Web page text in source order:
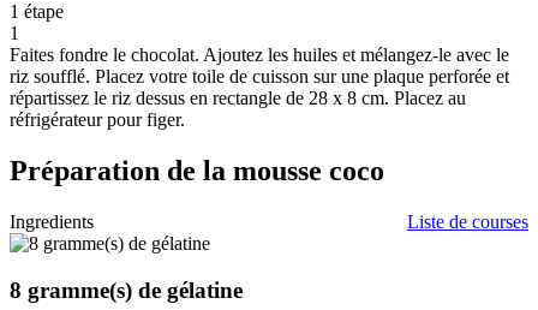
1 étape
1
Faites fondre le chocolat. Ajoutez les huiles et mélangez-le avec le
riz soufflé. Placez votre toile de cuisson sur une plaque perforée et
répartissez le riz dessus en rectangle de 28 x 8 cm. Placez au
réfrigérateur pour figer.
Préparation de la mousse coco
Ingredients Liste de courses
8 gramme(s) de gélatine